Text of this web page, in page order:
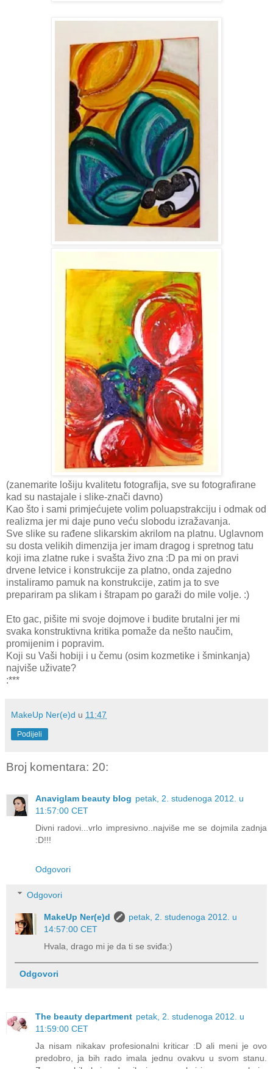
(zanemarite lošiju kvalitetu fotografija, sve su fotografirane
kad su nastajale i slike-znači davno)
Kao što i sami primjećujete volim poluapstrakciju i odmak od
realizma jer mi daje puno veću slobodu izražavanja.
Sve slike su rađene slikarskim akrilom na platnu. Uglavnom
su dosta velikih dimenzija jer imam dragog i spretnog tatu
koji ima zlatne ruke i svašta živo zna :D pa mi on pravi
drvene letvice i konstrukcije za platno, onda zajedno
instaliramo pamuk na konstrukcije, zatim ja to sve
prepariram pa slikam i štrapam po garaži do mile volje. :)
Eto gac, pišite mi svoje dojmove i budite brutalni jer mi
svaka konstruktivna kritika pomaže da nešto naučim,
promijenim i popravim.
Koji su Vaši hobiji i u čemu (osim kozmetike i šminkanja)
najviše uživate?
:***
MakeUp Ner(e)d u 11:47
Podijeli
Broj komentara: 20:
Anaviglam beauty blog petak, 2. studenoga 2012. u
11:57:00 CET
Divni radovi...vrlo impresivno..najviše me se dojmila zadnja
:D!!!
Odgovori
Odgovori
MakeUp Ner(e)d
petak, 2. studenoga 2012. u
14:57:00 CET
Hvala, drago mi je da ti se sviđa:)
Odgovori
The beauty department petak, 2. studenoga 2012. u
11:59:00 CET
Ja nisam nikakav profesionalni kriticar :D ali meni je ovo
predobro, ja bih rado imala jednu ovakvu u svom stanu.